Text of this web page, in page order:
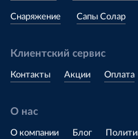
Снаряжение Сапы Солар
Клиентский сервис
Контакты Акции Оплата
О нас
О компании Блог